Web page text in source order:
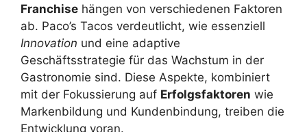
Franchise hängen von verschiedenen Faktoren
ab. Paco’s Tacos verdeutlicht, wie essenziell
Innovation und eine adaptive
Geschäftsstrategie für das Wachstum in der
Gastronomie sind. Diese Aspekte, kombiniert
mit der Fokussierung auf Erfolgsfaktoren wie
Markenbildung und Kundenbindung, treiben die
Entwicklung voran.